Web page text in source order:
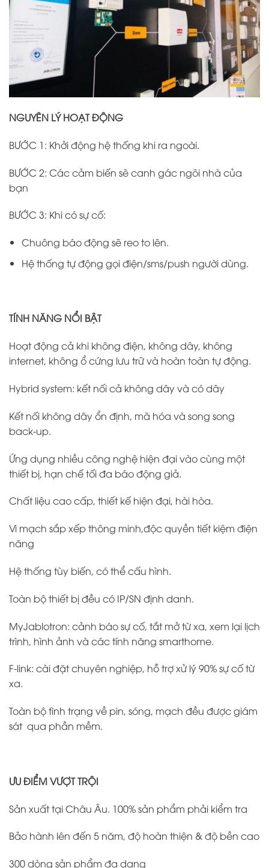
NGUYÊN LÝ HOẠT ĐỘNG
BƯỚC 1: Khởi động hệ thống khi ra ngoài.
BƯỚC 2: Các cảm biến sẽ canh gác ngôi nhà của
bạn
BƯỚC 3: Khi có sự cố:
Chuông báo động sẽ reo to lên.
Hệ thống tự động gọi điện/sms/push người dùng.
TÍNH NĂNG NỔI BẬT
Hoạt động cả khi không điện, không dây, không
internet, không ổ cứng lưu trữ và hoàn toàn tự động.
Hybrid system: kết nối cả không dây và có dây
Kết nối không dây ổn định, mã hóa và song song
back-up.
Ứng dụng nhiều công nghệ hiện đại vào cùng một
thiết bị, hạn chế tối đa báo động giả.
Chất liệu cao cấp, thiết kế hiện đại, hài hòa.
Vi mạch sắp xếp thông minh,độc quyền tiết kiệm điện
năng
Hệ thống tùy biến, có thể cấu hình.
Toàn bộ thiết bị đều có IP/SN định danh.
MyJablotron: cảnh báo sự cố, tắt mở từ xa, xem lại lịch
trình, hình ảnh và các tính năng smarthome.
F-link: cài đặt chuyên nghiệp, hỗ trợ xử lý 90% sự cố từ
xa.
Toàn bộ tình trạng về pin, sóng, mạch đều được giám
sát qua phần mềm.
ƯU ĐIỂM VƯỢT TRỘI
Sản xuất tại Châu Âu. 100% sản phẩm phải kiểm tra
Bảo hành lên đến 5 năm, độ hoàn thiện & độ bền cao
300 dòng sản phẩm đa dạng